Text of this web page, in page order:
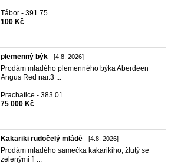
Tábor - 391 75
100 Kč
plemenný býk - [4.8. 2026]
Prodám mladého plemenného býka Aberdeen
Angus Red nar.3 ...
Prachatice - 383 01
75 000 Kč
Kakariki rudočelý mládě - [4.8. 2026]
Prodám mladého samečka kakarikiho, žlutý se
zelenými fl ...